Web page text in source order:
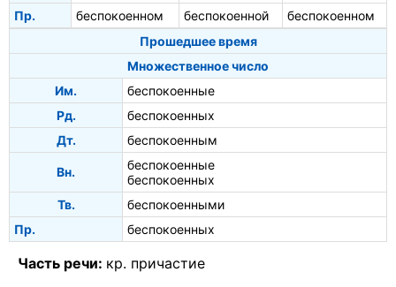
Пр. беспокоенном беспокоенной
беспокоенном
Прошедшее время
Множественное число
Им.
беспокоенные
Рд.
беспокоенных
Дт.
беспокоенным
Вн.
беспокоенные
беспокоенных
Тв.
беспокоенными
Пр.
беспокоенных
Часть речи: кр. причастие